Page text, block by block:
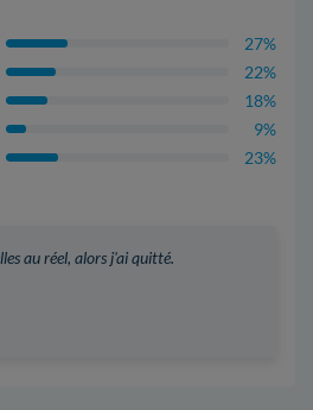
27%
22%
18%
9%
23%
au réel, alors j'ai quitté.